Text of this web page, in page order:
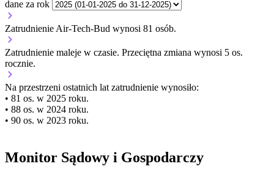
dane za rok
Zatrudnienie Air-Tech-Bud wynosi 81 osób.
Zatrudnienie maleje w czasie. Przeciętna zmiana wynosi 5 os.
rocznie.
Na przestrzeni ostatnich lat zatrudnienie wynosiło:
• 81 os. w 2025 roku.
• 88 os. w 2024 roku.
• 90 os. w 2023 roku.
Monitor Sądowy i Gospodarczy